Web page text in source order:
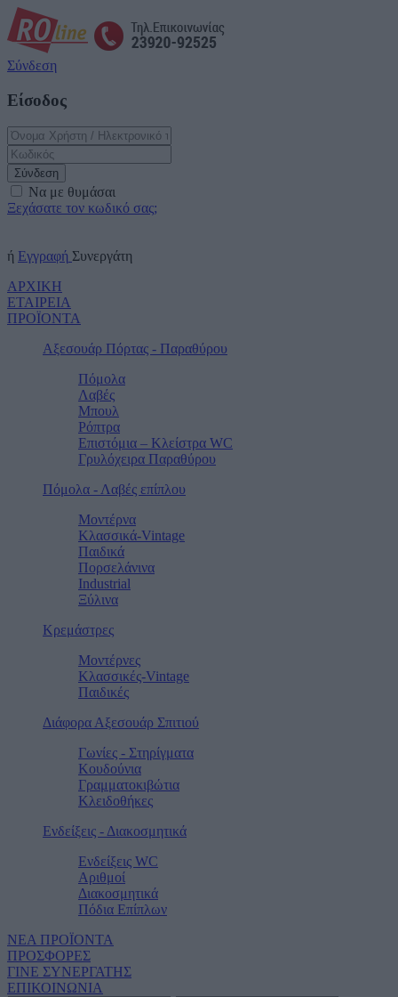
Σύνδεση
Είσοδος
Σύνδεση
Να με θυμάσαι
Ξεχάσατε τον κωδικό σας;
ή Εγγραφή Συνεργάτη
ΑΡΧΙΚΗ
ΕΤΑΙΡΕΙΑ
ΠΡΟΪΟΝΤΑ
Αξεσουάρ Πόρτας - Παραθύρου
Πόμολα
Λαβές
Μπουλ
Ρόπτρα
Επιστόμια – Κλείστρα WC
Γρυλόχειρα Παραθύρου
Πόμολα - Λαβές επίπλου
Μοντέρνα
Κλασσικά-Vintage
Παιδικά
Πορσελάνινα
Industrial
Ξύλινα
Κρεμάστρες
Μοντέρνες
Κλασσικές-Vintage
Παιδικές
Διάφορα Αξεσουάρ Σπιτιού
Γωνίες - Στηρίγματα
Κουδούνια
Γραμματοκιβώτια
Κλειδοθήκες
Ενδείξεις - Διακοσμητικά
Ενδείξεις WC
Αριθμοί
Διακοσμητικά
Πόδια Επίπλων
ΝΕΑ ΠΡΟΪΟΝΤΑ
ΠΡΟΣΦΟΡΕΣ
ΓΙΝΕ ΣΥΝΕΡΓΑΤΗΣ
ΕΠΙΚΟΙΝΩΝΙΑ